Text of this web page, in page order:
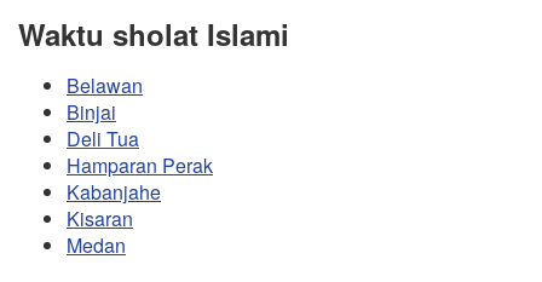
Waktu sholat Islami
Belawan
Binjai
Deli Tua
Hamparan Perak
Kabanjahe
Kisaran
Medan